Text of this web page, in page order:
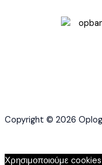
Copyright © 2026
Χρησιμοποιούμε